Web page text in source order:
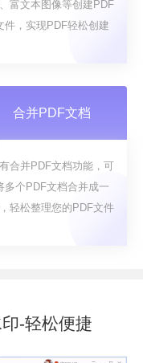
富文本图像等创建PDF
件，实现PDF轻松创建
合并PDF文档
合并PDF文档功能，可
多个PDF文档合并成一
轻松整理您的PDF文件
-轻松便捷